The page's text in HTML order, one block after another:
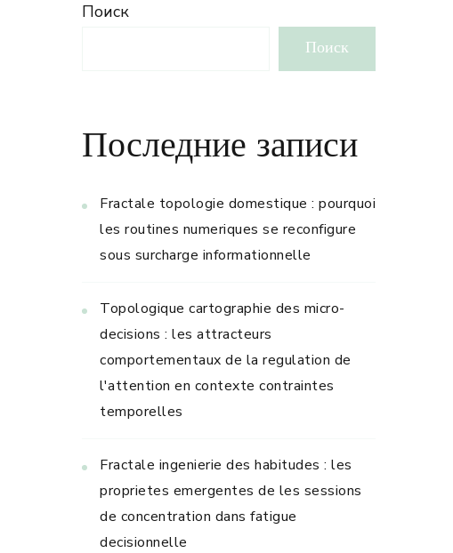
Поиск
Поиск
Последние записи
Fractale topologie domestique : pourquoi
les routines numeriques se reconfigure
sous surcharge informationnelle
Topologique cartographie des micro-
decisions : les attracteurs
comportementaux de la regulation de
l'attention en contexte contraintes
temporelles
Fractale ingenierie des habitudes : les
proprietes emergentes de les sessions
de concentration dans fatigue
decisionnelle